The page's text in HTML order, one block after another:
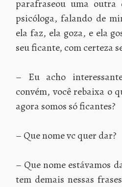
parafraseou uma
psicóloga, falando de
ela faz, ela goza, e ela
seu ficante, com certeza
– Eu acho
convém, você rebaixa o
agora somos só ficantes?
– Que nome vc quer dar?
– Que nome estávamos
tem demais nessas